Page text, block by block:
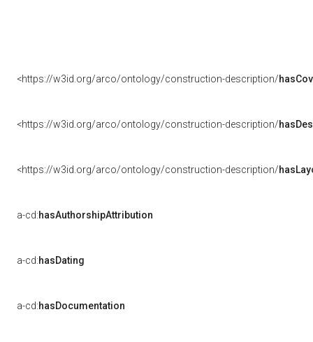
<https://w3id.org/arco/ontology/construction-description/
<https://w3id.org/arco/ontology/construction-description/
<https://w3id.org/arco/ontology/construction-description/
a-cd:hasAuthorshipAttribution
a-cd:hasDating
a-cd:hasDocumentation